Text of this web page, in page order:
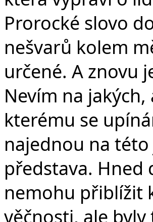
Prorocké slovo
nešvarů kolem
určené. A znovu
Nevím na
kterému se
najednou na
představa. Hned
nemohu přiblížit
věčnosti, ale